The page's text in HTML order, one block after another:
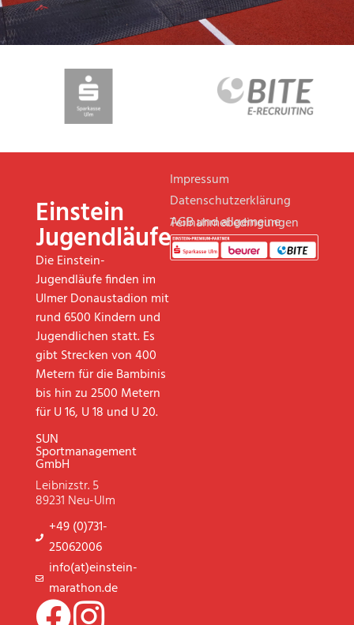
Einstein
Jugendläufe
Die Einstein-
Jugendläufe finden im
Ulmer Donaustadion mit
rund 6500 Kindern und
Jugendlichen statt. Es
gibt Strecken von 400
Metern für die Bambinis
bis hin zu 2500 Metern
für U 16, U 18 und U 20.
SUN
Sportmanagement
GmbH
Leibnizstr. 5
89231 Neu-Ulm
+49 (0)731-
25062006
info(at)einstein-
marathon.de
Impressum
Datenschutzerklärung
AGB und allgemeine Teilnahmebedingungen